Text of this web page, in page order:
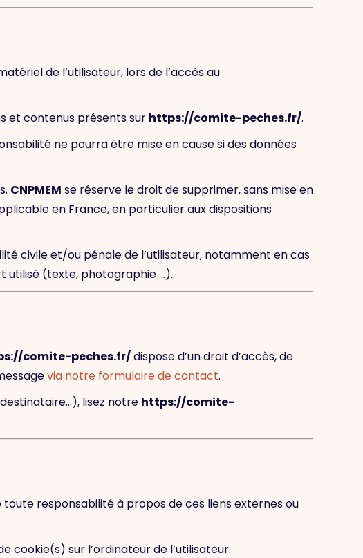
de l’utilisateur, lors de l’accès au
et contenus présents sur https://comite-peches.fr/.
ne pourra être mise en cause si des données
CNPMEM se réserve le droit de supprimer, sans mise en
en France, en particulier aux dispositions
civile et/ou pénale de l’utilisateur, notamment en cas
utilisé (texte, photographie …).
comite-peches.fr/dispose d’un droit d’accès, de
via notre formulaire de contact.
lisez notre https://comite-
responsabilité à propos de ces liens externes ou
cookie(s) sur l’ordinateur de l’utilisateur.